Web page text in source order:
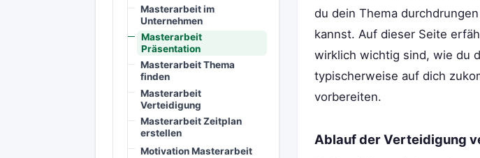
Masterarbeit im
Unternehmen
Masterarbeit
Präsentation
Masterarbeit Thema
finden
Masterarbeit
Verteidigung
Masterarbeit Zeitplan
erstellen
Motivation Masterarbeit
du dein Thema
kannst. Auf dieser Seite
wirklich wichtig sind, wie du
typischerweise auf dich
vorbereiten.
Ablauf der Verteidigung